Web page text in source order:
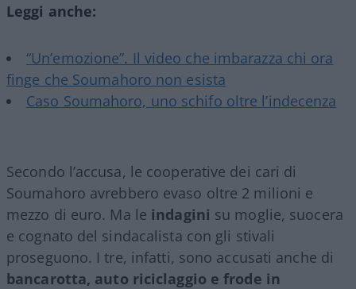
Leggi anche:
“Un’emozione”. Il video che imbarazza chi ora
finge che Soumahoro non esista
Caso Soumahoro, uno schifo oltre l’indecenza
Secondo l’accusa, le cooperative dei cari di
Soumahoro avrebbero evaso oltre 2 milioni e
mezzo di euro. Ma le indagini su moglie, suocera
e cognato del sindacalista con gli stivali
proseguono. I tre, infatti, sono accusati anche di
bancarotta, auto riciclaggio e frode in